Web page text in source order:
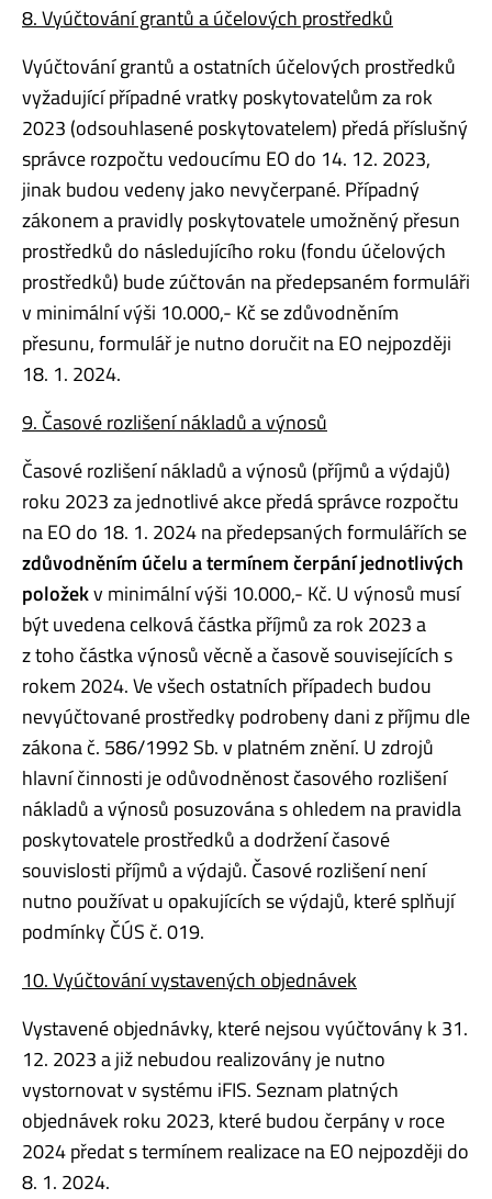
8. Vyúčtování grantů a účelových prostředků
Vyúčtování grantů a ostatních účelových prostředků
vyžadující případné vratky poskytovatelům za rok
2023 (odsouhlasené poskytovatelem) předá příslušný
správce rozpočtu vedoucímu EO do 14. 12. 2023,
jinak budou vedeny jako nevyčerpané. Případný
zákonem a pravidly poskytovatele umožněný přesun
prostředků do následujícího roku (fondu účelových
prostředků) bude zúčtován na předepsaném formuláři
v minimální výši 10.000,- Kč se zdůvodněním
přesunu, formulář je nutno doručit na EO nejpozději
18. 1. 2024.
9. Časové rozlišení nákladů a výnosů
Časové rozlišení nákladů a výnosů (příjmů a výdajů)
roku 2023 za jednotlivé akce předá správce rozpočtu
na EO do 18. 1. 2024 na předepsaných formulářích se
zdůvodněním účelu a termínem čerpání jednotlivých
položekv minimální výši 10.000,- Kč. U výnosů musí
být uvedena celková částka příjmů za rok 2023 a
z toho částka výnosů věcně a časově souvisejících s
rokem 2024. Ve všech ostatních případech budou
nevyúčtované prostředky podrobeny dani z příjmu dle
zákona č. 586/1992 Sb. v platném znění. U zdrojů
hlavní činnosti je odůvodněnost časového rozlišení
nákladů a výnosů posuzována s ohledem na pravidla
poskytovatele prostředků a dodržení časové
souvislosti příjmů a výdajů. Časové rozlišení není
nutno používat u opakujících se výdajů, které splňují
podmínky ČÚS č. 019.
10. Vyúčtování vystavených objednávek
Vystavené objednávky, které nejsou vyúčtovány k 31.
12. 2023 a již nebudou realizovány je nutno
vystornovat v systému iFIS. Seznam platných
objednávek roku 2023, které budou čerpány v roce
2024 předat s termínem realizace na EO nejpozději do
8. 1. 2024.